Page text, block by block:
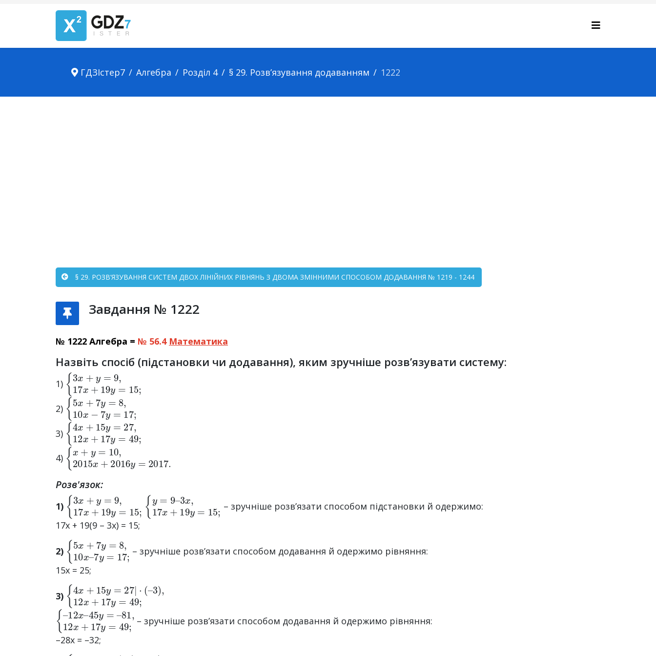
ГДЗІстер7 Алгебра Розділ 4 § 29. Розв’язування додаванням 1222
§ 29. РОЗВ’ЯЗУВАННЯ СИСТЕМ ДВОХ ЛІНІЙНИХ РІВНЯНЬ З ДВОМА ЗМІННИМИ СПОСОБОМ ДОДАВАННЯ № 1219 - 1244
Завдання № 1222
№ 1222 Алгебра = № 56.4 Математика
Назвіть спосіб (підстановки чи додавання), яким зручніше розв’язувати систему:
1) {3x+ y=9 ,17x
2) {5x+ 7y=8 ,10x
3) {4x+ 15y=27, 12x
4) {x+ y= 10,2015
Розв'язок:
1) {3x+ y=9 ,17x =15;
{y= 9–
3x, 17 x+19
– зручніше розв’язати способом підстановки й одержимо:
17x + 19(9 – 3x) = 15;
2) {5x+ 7y=8 ,10x
7y=17
– зручніше розв’язати способом додавання й одержимо рівняння:
15x = 25;
3) {4x+ 15y=27|·(–
3),12x +17 y= 49;
{–12x–45y =–
81,12x+17 y= 49;
– зручніше розв’язати способом додавання й одержимо рівняння:
–28x = –32;